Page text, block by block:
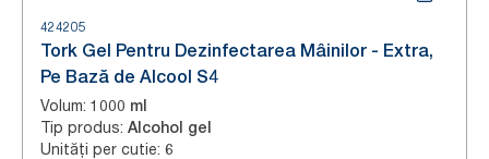
424205
Tork Gel Pentru Dezinfectarea Mâinilor - Extra,
Pe Bază de Alcool S4
Volum: 1000 ml
Tip produs: Alcohol gel
Unități per cutie: 6